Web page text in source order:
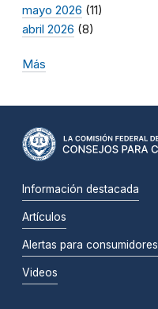
mayo 2026 (11)
abril 2026 (8)
Más
Información destacada
Artículos
Alertas para consumidores
Videos